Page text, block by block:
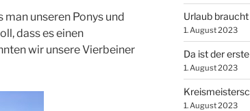
unseren Ponys und
dass es einen
wir unsere Vierbeiner
Urlaub braucht
1. August 2023
Da ist der
1. August 2023
1. August 2023